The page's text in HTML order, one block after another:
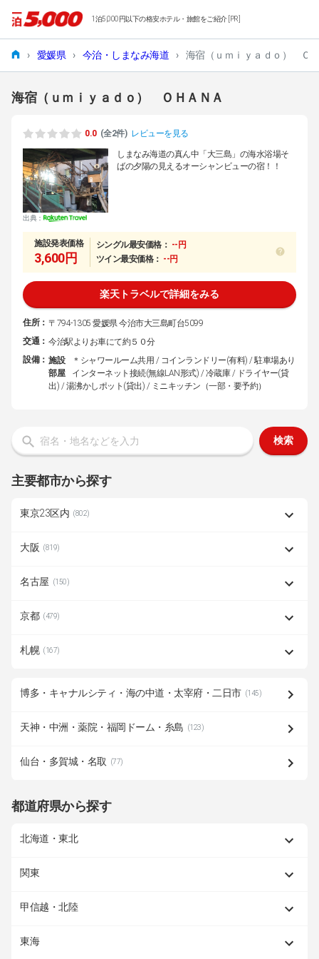
1泊5,000円以下の格安ホテル・旅館をご紹介 [PR]
› 愛媛県 › 今治・しまなみ海道 › 海宿（ｕｍｉｙａｄｏ） Ｏ
海宿（ｕｍｉｙａｄｏ） ＯＨＡＮＡ
0.0 (全2件) レビューを見る
出典：
しまなみ海道の真ん中「大三島」の海水浴場そ
ばの夕陽の見えるオーシャンビューの宿！！
施設発表価格
3,600円
シングル最安価格： --円
ツイン最安価格： --円
楽天トラベルで詳細をみる
住所： 〒794-1305 愛媛県 今治市大三島町台5099
交通： 今治駅よりお車にて約５０分
設備： 施設
＊シャワールーム共用 / コインランドリー(有料) / 駐車場あり
部屋
インターネット接続(無線LAN形式) / 冷蔵庫 / ドライヤー(貸
出) / 湯沸かしポット(貸出) / ミニキッチン（一部・要予約）
検索
主要都市から探す
東京23区内 (802)
大阪 (819)
名古屋 (150)
京都 (479)
札幌 (167)
博多・キャナルシティ・海の中道・太宰府・二日市 (145)
天神・中洲・薬院・福岡ドーム・糸島 (123)
仙台・多賀城・名取 (77)
都道府県から探す
北海道・東北
関東
甲信越・北陸
東海